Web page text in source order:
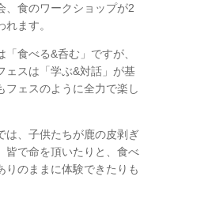
、食のワークショップが2
ます。
「食べる&呑む」ですが、
ェスは「学ぶ&対話」が基
フェスのように全力で楽し
は、子供たちが鹿の皮剥ぎ
皆で命を頂いたりと、食べ
りのままに体験できたりも